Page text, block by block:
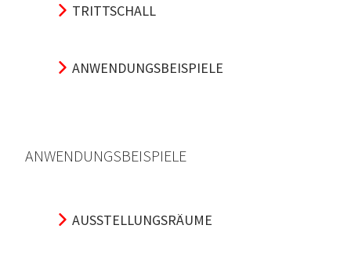
TRITTSCHALL
ANWENDUNGSBEISPIELE
ANWENDUNGSBEISPIELE
AUSSTELLUNGSRÄUME